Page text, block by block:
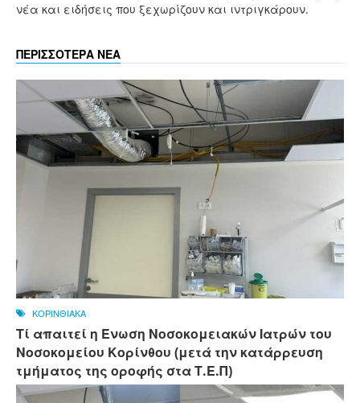
νέα και ειδήσεις που ξεχωρίζουν και ιντριγκάρουν.
ΠΕΡΙΣΣΟΤΕΡΑ ΝΕΑ
ΚΟΡΙΝΘΙΑΚΑ
Τί απαιτεί η Ένωση Νοσοκομειακών Ιατρών του
Νοσοκομείου Κορίνθου (μετά την κατάρρευση
τμήματος της οροφής στα Τ.Ε.Π)